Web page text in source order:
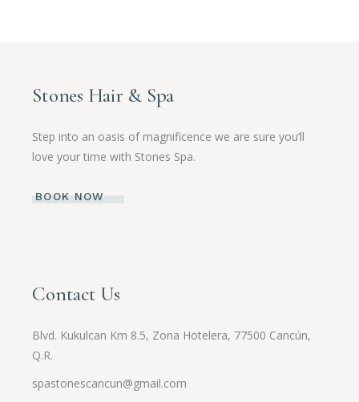
Stones Hair & Spa
Step into an oasis of magnificence we are sure you’ll
love your time with Stones Spa.
BOOK NOW
Contact Us
Blvd. Kukulcan Km 8.5, Zona Hotelera, 77500 Cancún,
Q.R.
spastonescancun@gmail.com